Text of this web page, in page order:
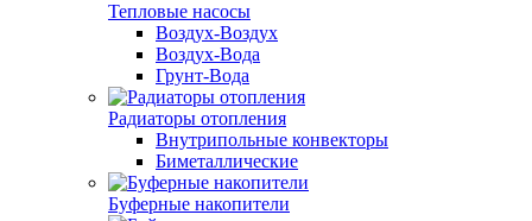
Тепловые насосы
Воздух-Воздух
Воздух-Вода
Грунт-Вода
Радиаторы отопления
Внутрипольные конвекторы
Биметаллические
Буферные накопители